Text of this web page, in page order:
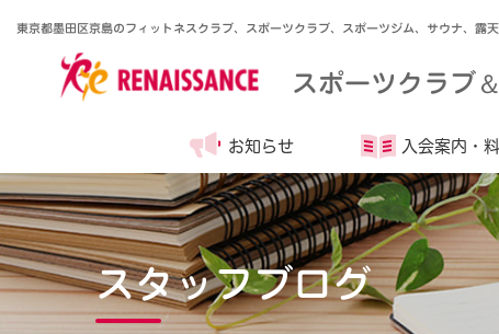
東京都墨田区京島のフィットネスクラブ、スポーツクラブ、スポーツジム、サウナ、露
スポーツクラブ＆
お知らせ 入会案内・
スタッフブログ